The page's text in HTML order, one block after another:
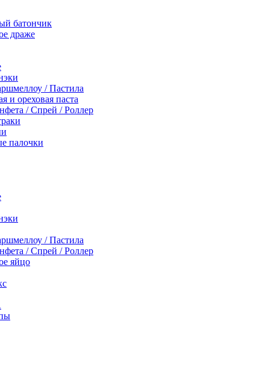
батончик
драже
/ Пастила
и ореховая паста
/ Спрей / Роллер
палочки
/ Пастила
/ Спрей / Роллер
яйцо